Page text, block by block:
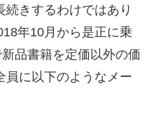
きするわけではあり
年10月から是正に乗
品書籍を定価以外の価
員に以下のようなメー